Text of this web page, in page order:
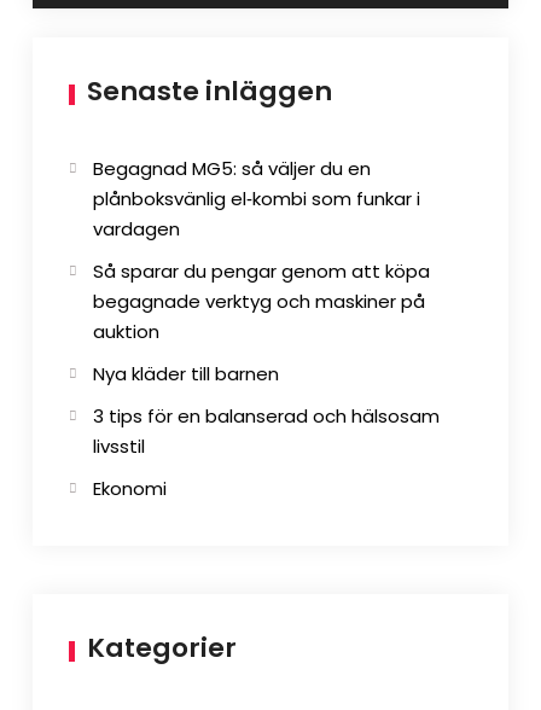
Senaste inläggen
Begagnad MG5: så väljer du en
plånboksvänlig el‑kombi som funkar i
vardagen
Så sparar du pengar genom att köpa
begagnade verktyg och maskiner på
auktion
Nya kläder till barnen
3 tips för en balanserad och hälsosam
livsstil
Ekonomi
Kategorier